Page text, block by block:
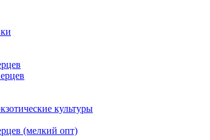
культуры
(мелкий опт)